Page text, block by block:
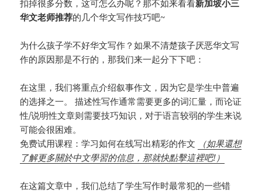
扣掉很多分数，这可怎么办呢？那不如来看看新加坡小三
华文老师推荐的几个华文写作技巧吧~
为什么孩子学不好华文写作？如果不清楚孩子厌恶华文写
作的原因那是不行的，那我们来一起分下下吧：
在这里，我们将重点介绍叙事作文，因为它是学生中普遍
的选择之一。 描述性写作通常需要更多的词汇量，而论证
性/说明性文章则需要技巧知识，对于语言较弱的学生来说
可能会很困难。
免费试用课程：学习如何在线写出精彩的作文
（如果還想
了解更多關於中文學習的信息，那就快點擊這裡吧!）
在这篇文章中，我们总结了学生写作时最常犯的一些错